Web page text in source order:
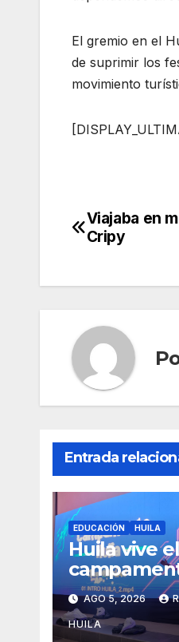
El gremio en el
de suprimir los
movimiento
entradas
Viajaba en
Cripy
Entrada
EDUCACIÓN HUILA
Huila vive
regional de
Aprender
AGO 5, 2026
HUILA